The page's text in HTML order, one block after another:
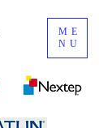
ME
NU